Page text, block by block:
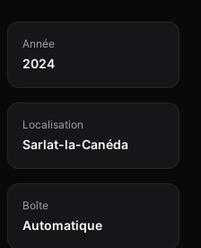
Année
2024
Localisation
Sarlat-la-Canéda
Boîte
Automatique